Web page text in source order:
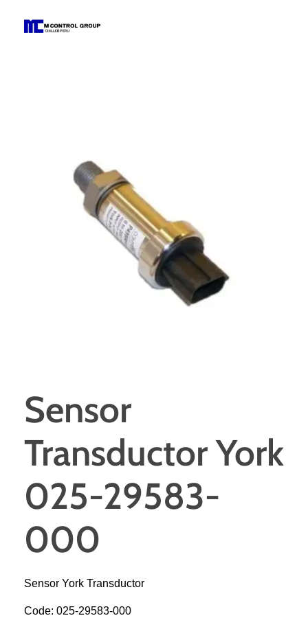
Sensor
Transductor York
025-29583-
000
Sensor York Transductor
Code: 025-29583-000